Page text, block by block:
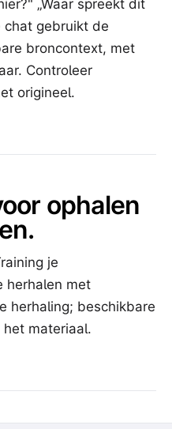
„Waar spreekt dit
chat gebruikt de
broncontext, met
Controleer
origineel.
ophalen
je
herhalen met
herhaling; beschikbare
materiaal.